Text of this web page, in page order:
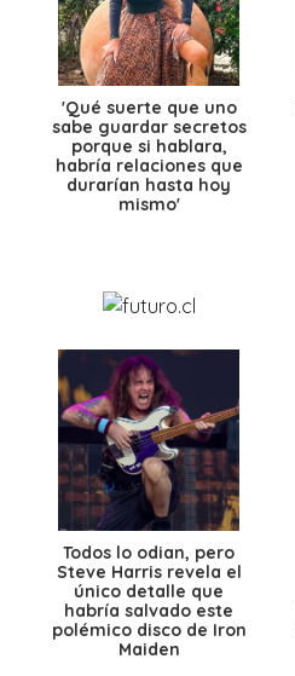
'Qué suerte que uno
sabe guardar secretos
porque si hablara,
habría relaciones que
durarían hasta hoy
mismo'
Todos lo odian, pero
Steve Harris revela el
único detalle que
habría salvado este
polémico disco de Iron
Maiden